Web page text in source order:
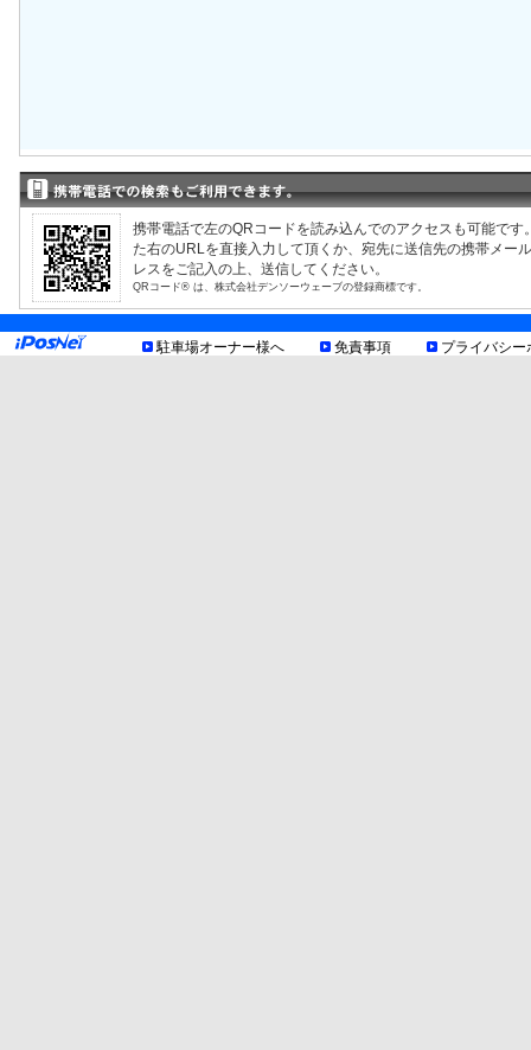
携帯電話で左のQRコードを読み込んでのアクセスも可能です
た右のURLを直接入力して頂くか、宛先に送信先の携帯メー
レスをご記入の上、送信してください。
QRコード® は、株式会社デンソーウェーブの登録商標です。
駐車場オーナー様へ 免責事項 プライバシー